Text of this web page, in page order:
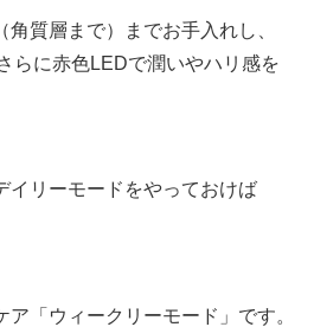
質層まで）までお手入れし、
らに赤色LEDで潤いやハリ感を
イリーモードをやっておけば
「ウィークリーモード」です。